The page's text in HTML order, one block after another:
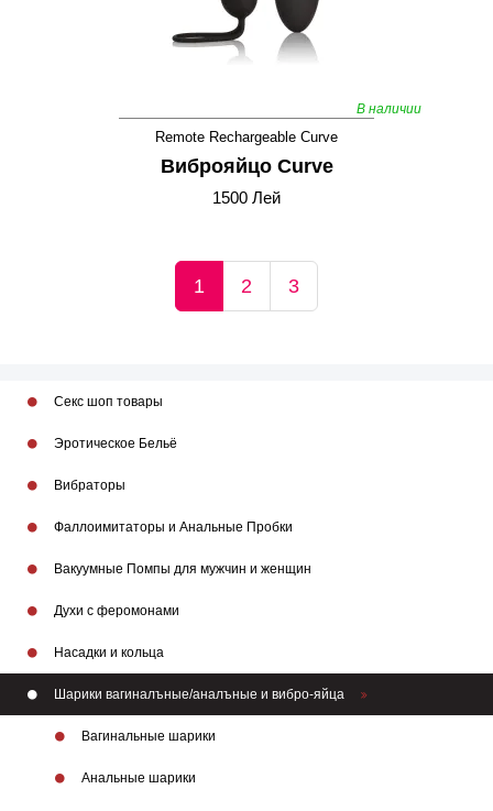
В наличии
Remote Rechargeable Curve
Виброяйцо Curve
1500 Лей
1 2 3
Секс шоп товары
Эротическое Бельё
Вибраторы
Фаллоимитаторы и Анальные Пробки
Вакуумные Помпы для мужчин и женщин
Духи с феромонами
Насадки и кольца
Шарики вагиналъные/аналъные и вибро-яйца
Вагинальные шарики
Анальные шарики